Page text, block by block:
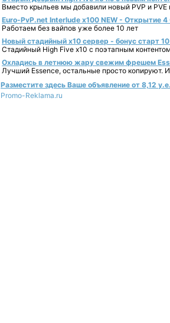
Вместо крыльев мы добавили новый PVP и PVE
Euro-PvP.net Interlude х100 NEW - Открытие 4
Работаем без вайпов уже более 10 лет
Новый стадийный х10 сервер - бонус старт
Стадийный High Five x10 с поэтапным
Охладись в летнюю жару свежим фрешем
Лучший Essence, остальные просто копируют.
Разместите здесь Ваше объявление от 8,12
Promo-Reklama.ru